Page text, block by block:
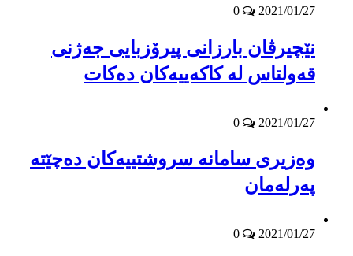
2021/01/27
نێچیرڤان بارزانى پیرۆزبایى جه‌ژنى
قه‌ولتاس له‌ كاكه‌ییه‌كان ده‌كات
2021/01/27
وه‌زیرى سامانه‌ سروشتییه‌كان ده‌چێته‌
په‌رله‌مان
2021/01/27